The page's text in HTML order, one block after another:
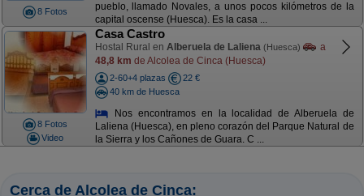
8 Fotos
pueblo, llamado Novales, a unos pocos kilómetros de la
capital oscense (Huesca). Es la casa ...
8 Fotos
Video
Casa Castro
Hostal Rural en Alberuela de Laliena (Huesca)
a
48,8 km de Alcolea de Cinca (Huesca)
2-60+4 plazas
22 €
40 km de Huesca
Nos encontramos en la localidad de Alberuela de
Laliena (Huesca), en pleno corazón del Parque Natural de
la Sierra y los Cañones de Guara. C ...
Cerca de Alcolea de Cinca: